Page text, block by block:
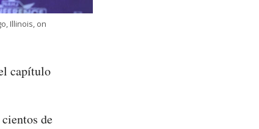
Illinois, on
capítulo
de